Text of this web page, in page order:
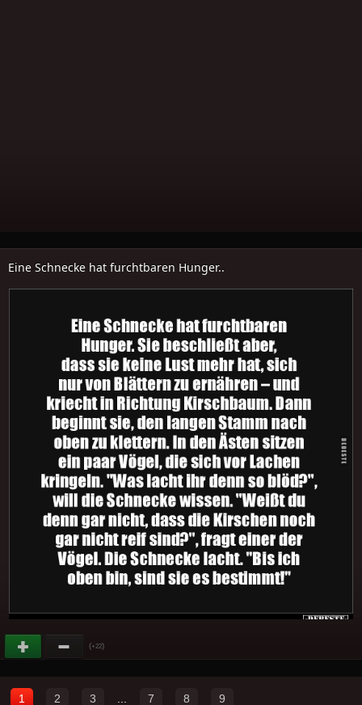
Eine Schnecke hat furchtbaren Hunger..
(+22)
1 2 3 ... 7 8 9